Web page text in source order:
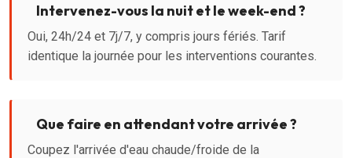
Intervenez-vous la nuit et le week-end ?
Oui, 24h/24 et 7j/7, y compris jours fériés. Tarif
identique la journée pour les interventions courantes.
Que faire en attendant votre arrivée ?
Coupez l'arrivée d'eau chaude/froide de la